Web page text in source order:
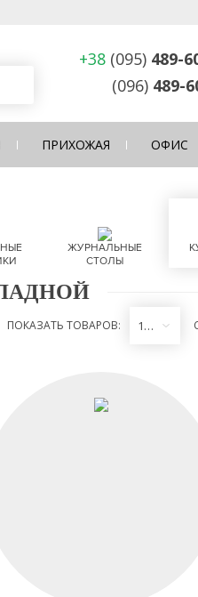
+38 (095) 489-
(096) 489-
ПРИХОЖАЯ ОФИС
ЖУРНАЛЬНЫЕ
СТОЛЫ
ПОКАЗАТЬ ТОВАРОВ: 12